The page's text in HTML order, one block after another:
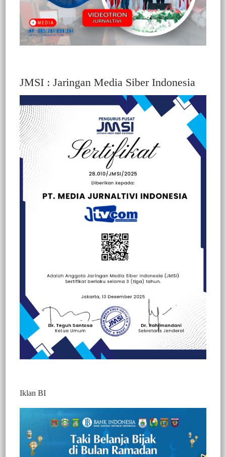
BERITA VIDEO : PERMUDA
PELAYANAN KESEHATAN, BUPATI
TORUT SERAHKAN BANTUAN 3
MOBIL AMBULANCE DAN 17 MOTOR
JMSI : Jaringan Media Siber Indonesia
Iklan BI